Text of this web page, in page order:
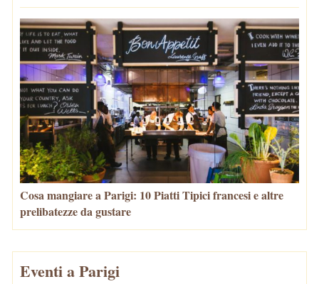
Cosa mangiare a Parigi: 10 Piatti Tipici francesi e altre
prelibatezze da gustare
Eventi a Parigi